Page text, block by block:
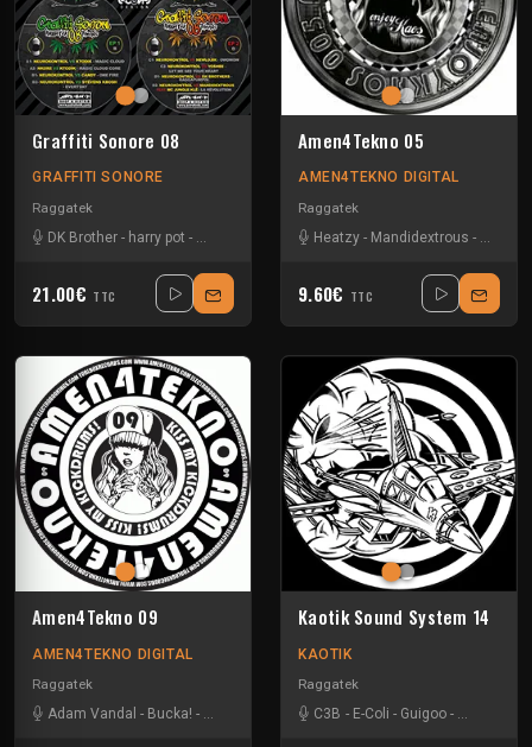
Graffiti Sonore 08
GRAFFITI SONORE
Raggatek
DK Brother - harry pot - Ktodik Mandidextrous-N ko-Yosh ee
21.00€ TTC
Amen4Tekno 05
AMEN4TEKNO DIGITAL
Raggatek
Heatzy - Mandidextrous - Slinks
9.60€ TTC
Amen4Tekno 09
AMEN4TEKNO DIGITAL
Raggatek
Adam Vandal - Bucka! - C3B Mandidextrous - T-menace-Zone-33
Kaotik Sound System 14
KAOTIK
Raggatek
C3B - E-Coli - Guigoo -